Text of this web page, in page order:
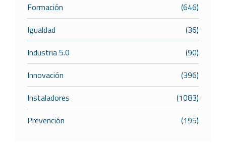
Formación
(646)
Igualdad
(36)
Industria 5.0
(90)
Innovación
(396)
Instaladores
(1083)
Prevención
(195)